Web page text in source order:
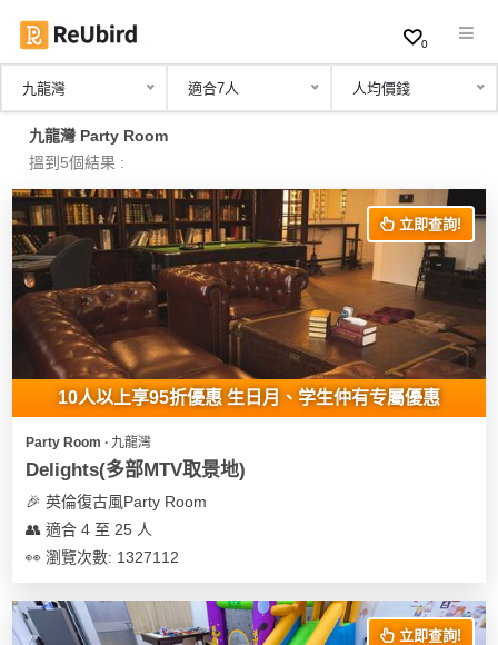
繁
中
EN
登
入
服
務
及
產
品
類
0
九龍灣 適合7人 人均價錢
九龍灣 Party Room
搵到5個結果 :
立即查詢!
10人以上享95折優惠 生日月、学生仲有专屬優惠
Party Room ∙ 九龍灣
Delights(多部MTV取景地)
🎉 英倫復古風Party Room
👥 適合 4 至 25 人
👀 瀏覽次數: 1327112
立即查詢!